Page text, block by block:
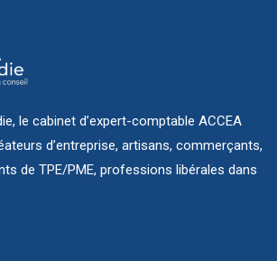
le cabinet d’expert-comptable ACCEA
d’entreprise, artisans, commerçants,
de TPE/PME, professions libérales dans